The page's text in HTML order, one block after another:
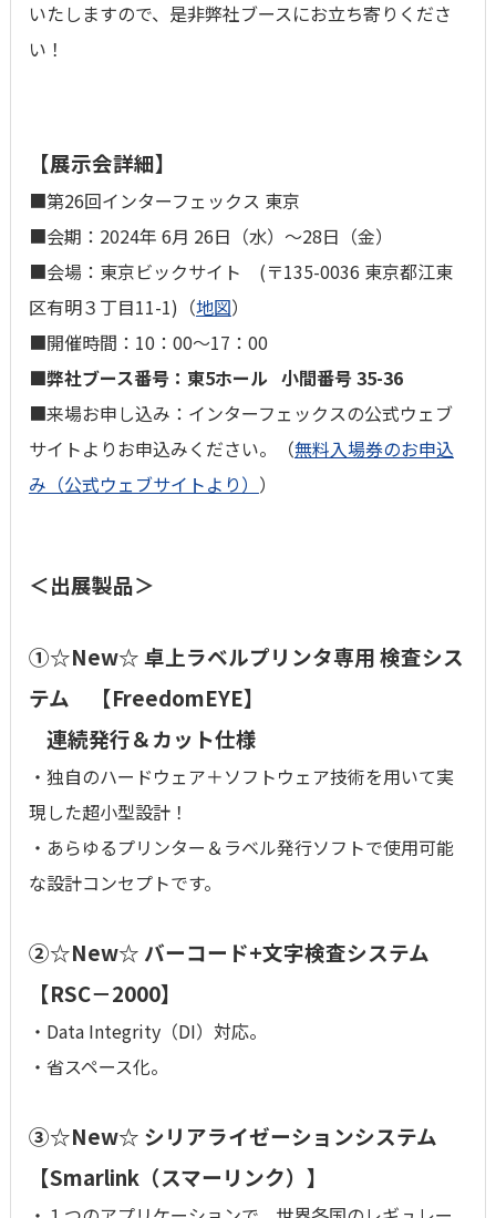
いたしますので、是非弊社ブースにお立ち寄りくださ
い！
【展示会詳細】
■第26回インターフェックス 東京
■会期：2024年 6月 26日（水）～28日（金）
■会場：東京ビックサイト (〒135-0036 東京都江東
区有明３丁目11-1)（地図）
■開催時間：10：00～17：00
■弊社ブース番号：東5ホール 小間番号 35-36
■来場お申し込み：インターフェックスの公式ウェブ
サイトよりお申込みください。（無料入場券のお申込
み（公式ウェブサイトより） ）
＜出展製品＞
①☆New☆卓上ラベルプリンタ専用 検査シス
テム 【FreedomEYE】
連続発行＆カット仕様
・独自のハードウェア＋ソフトウェア技術を用いて実
現した超小型設計！
・あらゆるプリンター＆ラベル発行ソフトで使用可能
な設計コンセプトです。
②☆New☆ バーコード+文字検査システム
【RSC－2000】
・Data Integrity（DI）対応。
・省スペース化。
③☆New☆ シリアライゼーションシステム
【Smarlink（スマーリンク）】